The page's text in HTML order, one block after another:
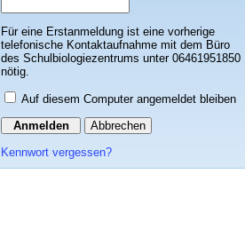
Für eine Erstanmeldung ist eine vorherige
telefonische Kontaktaufnahme mit dem Büro
des Schulbiologiezentrums unter 06461951850
nötig.
Auf diesem Computer angemeldet bleiben
Abbrechen
Kennwort vergessen?